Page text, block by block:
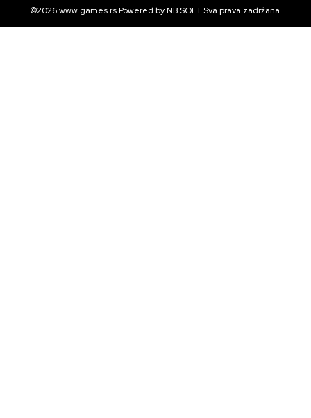
©2026www.games.rs Powered byNB SOFTSva prava zadržana.